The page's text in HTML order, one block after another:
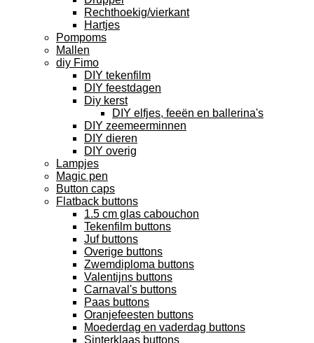
Rechthoekig/vierkant
Hartjes
Pompoms
Mallen
diy Fimo
DIY tekenfilm
DIY feestdagen
Diy kerst
DIY elfjes, feeën en ballerina's
DIY zeemeerminnen
DIY dieren
DIY overig
Lampjes
Magic pen
Button caps
Flatback buttons
1.5 cm glas cabouchon
Tekenfilm buttons
Juf buttons
Overige buttons
Zwemdiploma buttons
Valentijns buttons
Carnaval's buttons
Paas buttons
Oranjefeesten buttons
Moederdag en vaderdag buttons
Sinterklaas buttons